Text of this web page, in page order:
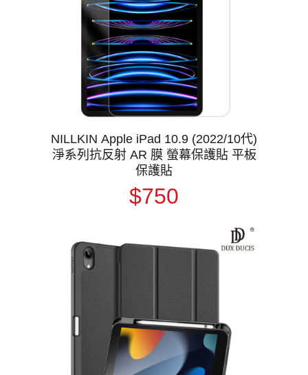
NILLKIN Apple iPad 10.9 (2022/10代)
淨系列抗反射 AR 膜 螢幕保護貼 平板
保護貼
$750